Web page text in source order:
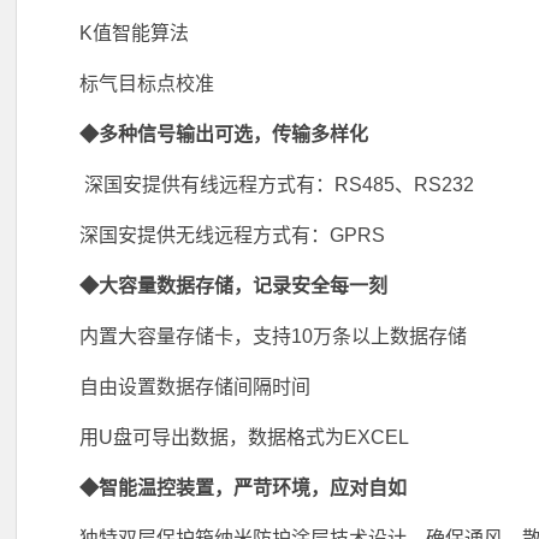
K值智能算法
标气目标点校准
◆多种信号输出可选，传输多样化
深国安提供有线远程方式有：RS485、RS232
深国安提供无线远程方式有：GPRS
◆大容量数据存储，记录安全每一刻
内置大容量存储卡，支持10万条以上数据存储
自由设置数据存储间隔时间
用U盘可导出数据，数据格式为EXCEL
◆智能温控装置，严苛环境，应对自如